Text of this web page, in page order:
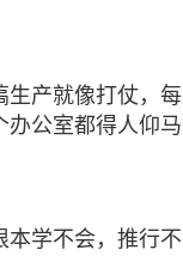
产就像打仗，
公室都得人仰
学不会，推行